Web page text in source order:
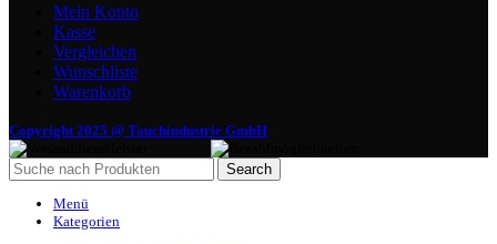
Mein Konto
Kasse
Vergleichen
Wunschliste
Warenkorb
Copyright 2025 @ Tauchindustrie GmbH
Search
Menü
Kategorien